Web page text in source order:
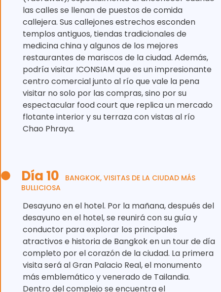
las calles se llenan de puestos de comida
callejera. Sus callejones estrechos esconden
templos antiguos, tiendas tradicionales de
medicina china y algunos de los mejores
restaurantes de mariscos de la ciudad. Además,
podría visitar ICONSIAM que es un impresionante
centro comercial junto al río que vale la pena
visitar no solo por las compras, sino por su
espectacular food court que replica un mercado
flotante interior y su terraza con vistas al río
Chao Phraya.
Día 10
BANGKOK, VISITAS DE LA CIUDAD MÁS
BULLICIOSA
Desayuno en el hotel. Por la mañana, después del
desayuno en el hotel, se reunirá con su guía y
conductor para explorar los principales
atractivos e historia de Bangkok en un tour de día
completo por el corazón de la ciudad. La primera
visita será al Gran Palacio Real, el monumento
más emblemático y venerado de Tailandia.
Dentro del complejo se encuentra el